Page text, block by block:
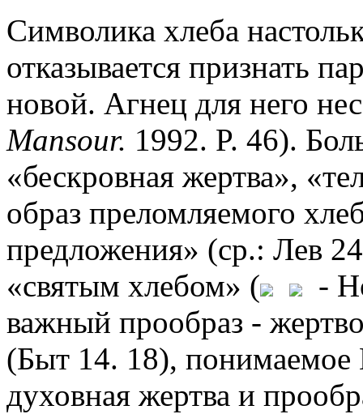
Символика хлеба
отказывается признать
новой. Агнец для него
Mansour. 1992. P. 46).
«бескровная жертва»,
образ преломляемого
предложения» (ср.: Лев
«святым хлебом» (
-
важный прообраз -
(Быт 14. 18), понимаемое
духовная жертва и